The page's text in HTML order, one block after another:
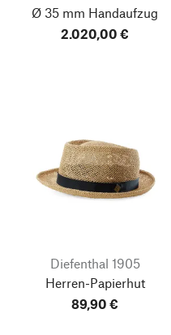
Ø 35 mm Handaufzug
2.020,00 €
Diefenthal 1905
Herren-Papierhut
89,90 €